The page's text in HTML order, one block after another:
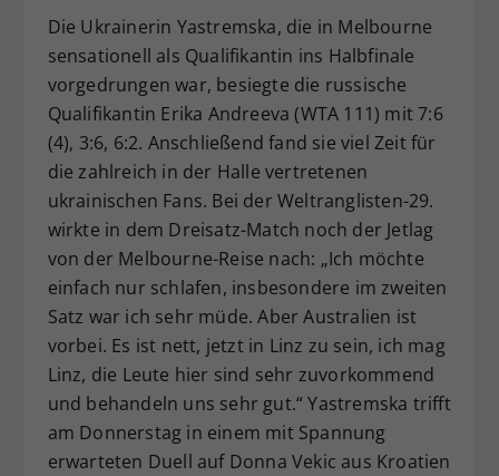
Die Ukrainerin Yastremska, die in Melbourne
sensationell als Qualifikantin ins Halbfinale
vorgedrungen war, besiegte die russische
Qualifikantin Erika Andreeva (WTA 111) mit 7:6
(4), 3:6, 6:2. Anschließend fand sie viel Zeit für
die zahlreich in der Halle vertretenen
ukrainischen Fans. Bei der Weltranglisten-29.
wirkte in dem Dreisatz-Match noch der Jetlag
von der Melbourne-Reise nach: „Ich möchte
einfach nur schlafen, insbesondere im zweiten
Satz war ich sehr müde. Aber Australien ist
vorbei. Es ist nett, jetzt in Linz zu sein, ich mag
Linz, die Leute hier sind sehr zuvorkommend
und behandeln uns sehr gut.“ Yastremska trifft
am Donnerstag in einem mit Spannung
erwarteten Duell auf Donna Vekic aus Kroatien